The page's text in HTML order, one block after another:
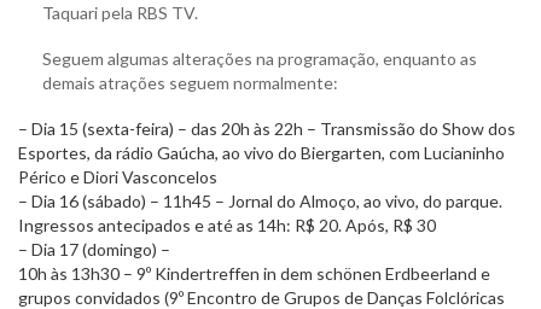
Taquari pela RBS TV.
Seguem algumas alterações na programação, enquanto as
demais atrações seguem normalmente:
– Dia 15 (sexta-feira) – das 20h às 22h – Transmissão do Show dos
Esportes, da rádio Gaúcha, ao vivo do Biergarten, com Lucianinho
Périco e Diori Vasconcelos
– Dia 16 (sábado) – 11h45 – Jornal do Almoço, ao vivo, do parque.
Ingressos antecipados e até as 14h: R$ 20. Após, R$ 30
– Dia 17 (domingo) –
10h às 13h30 – 9º Kindertreffen in dem schönen Erdbeerland e
grupos convidados (9º Encontro de Grupos de Danças Folclóricas